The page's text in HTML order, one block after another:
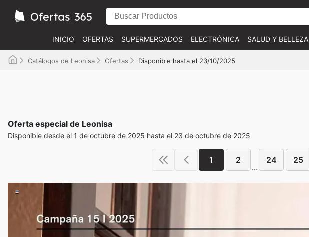
INICIO OFERTAS SUPERMERCADOS ELECTRÓNICA SALUD Y BELLEZA
Catálogos de Leonisa Ofertas Disponible hasta el 23/10/2025
Oferta especial de Leonisa
Disponible desde el 1 de octubre de 2025 hasta el 23 de octubre de 2025
1 2
...
24 25